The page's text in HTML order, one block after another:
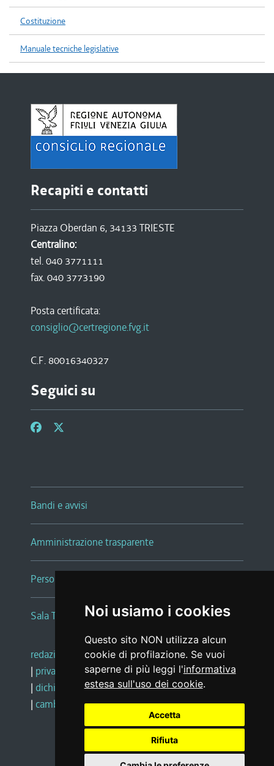
Noi usiamo i cookies
Questo sito NON utilizza alcun
cookie di profilazione. Se vuoi
saperne di più leggi l'informativa
estesa sull'uso dei cookie.
Accetta
Rifiuta
Costituzione
Manuale tecniche legislative
Recapiti e contatti
Piazza Oberdan 6, 34133 TRIESTE
Centralino:
tel. 040 3771111
fax. 040 3773190
Posta certificata:
consiglio@certregione.fvg.it
C.F. 80016340327
Seguici su
Bandi e avvisi
Amministrazione trasparente
Persone e Uffici
Sala Tiziano Tessitori
redazione web |note legali |glossario
| privacy
social media policy
| dichiarazione di accessibilità |feedback
| cambio preferenze cookie
Realizzato da